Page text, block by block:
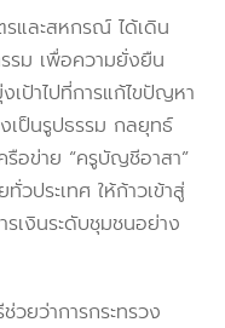
และสหกรณ์ ได้เดิน
รม เพื่อความยั่งยืน
เป้าไปที่การแก้ไขปัญหา
เป็นรูปธรรม กลยุทธ์
อข่าย “ครูบัญชีอาสา”
ประเทศ ให้ก้าวเข้าสู่
เงินระดับชุมชนอย่าง
วยว่าการกระทรวง